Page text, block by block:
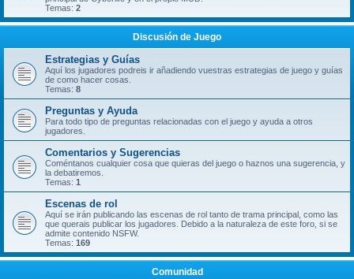
Temas: 2
Discusión de Juego
Estrategias y Guías
Aquí los jugadores podreis ir añadiendo vuestras estrategias de juego y guías
de como hacer cosas.
Temas: 8
Preguntas y Ayuda
Para todo tipo de preguntas relacionadas con el juego y ayuda a otros
jugadores.
Comentarios y Sugerencias
Coméntanos cualquier cosa que quieras del juego o haznos una sugerencia, y
la debatiremos.
Temas: 1
Escenas de rol
Aquí se irán publicando las escenas de rol tanto de trama principal, como las
que querais publicar los jugadores. Debido a la naturaleza de este foro, si se
admite contenido NSFW.
Temas: 169
Comunidad